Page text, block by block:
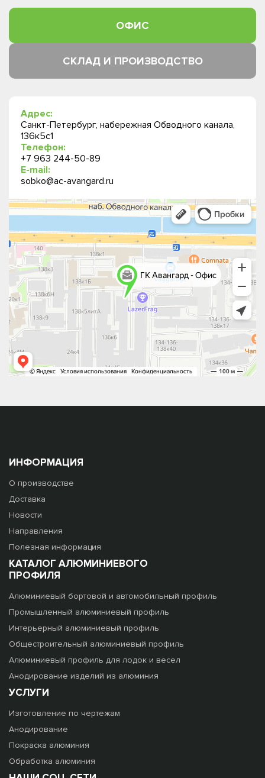
ОФИС
СКЛАД И ПРОИЗВОДСТВО
Адрес:
Санкт-Петербург, набережная Обводного канала,
136к5с1
Телефон:
+7 963 244-50-89
E-mail:
sobko@ac-avangard.ru
ИНФОРМАЦИЯ
О производстве
Доставка
Новости
Направления
Полезная информация
КАТАЛОГ АЛЮМИНИЕВОГО
ПРОФИЛЯ
Алюминиевый бортовой и автомобильный профиль
Промышленный алюминиевый профиль
Интерьерный алюминиевый профиль
Общестроительный алюминиевый профиль
Алюминиевый профиль для лодок и весел
Анодирование изделий из алюминия
УСЛУГИ
Изготовление по чертежам
Анодирование
Покраска алюминия
Обработка алюминия